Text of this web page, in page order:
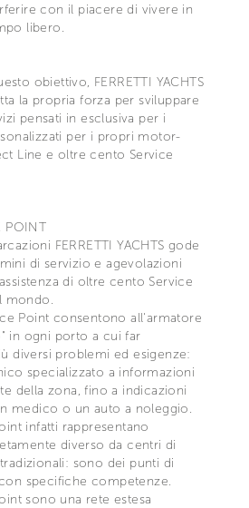
con il piacere di vivere in
libero.
obiettivo, FERRETTI YACHTS
la propria forza per sviluppare
pensati in esclusiva per i
per i propri motor-
Line e oltre cento Service
POINT
FERRETTI YACHTS gode
di servizio e agevolazioni
di oltre cento Service
mondo.
Point consentono all'armatore
in ogni porto a cui far
diversi problemi ed esigenze:
specializzato a informazioni
della zona, fino a indicazioni
medico o un auto a noleggio.
infatti rappresentano
diverso da centri di
sono dei punti di
specifiche competenze.
sono una rete estesa